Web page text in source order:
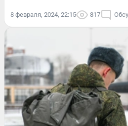
8 февраля, 2024, 22:15 817